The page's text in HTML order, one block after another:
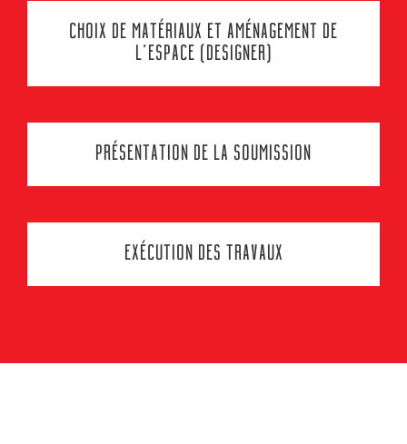
CHOIX DE MATÉRIAUX ET AMÉNAGEMENT DE
L’ESPACE (DESIGNER)
PRÉSENTATION DE LA SOUMISSION
EXÉCUTION DES TRAVAUX